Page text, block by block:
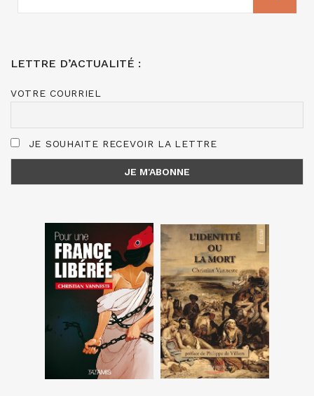
LETTRE D’ACTUALITÉ :
VOTRE COURRIEL
JE SOUHAITE RECEVOIR LA LETTRE